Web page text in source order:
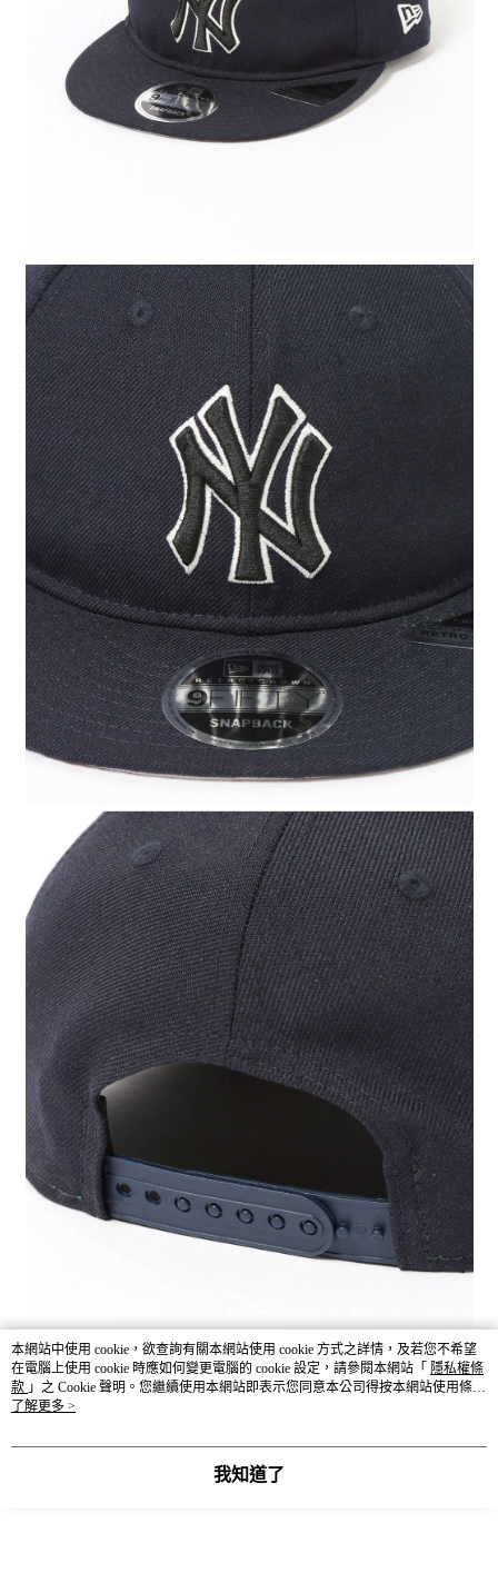
本網站中使用 cookie，欲查詢有關本網站使用 cookie 方式之詳情，及若您不希望
在電腦上使用 cookie 時應如何變更電腦的 cookie 設定，請參閱本網站「 隱私權條
款 」之 Cookie 聲明。您繼續使用本網站即表示您同意本公司得按本網站使用條款
之 Cookie 聲明使用 cookie。
了解更多 >
我知道了